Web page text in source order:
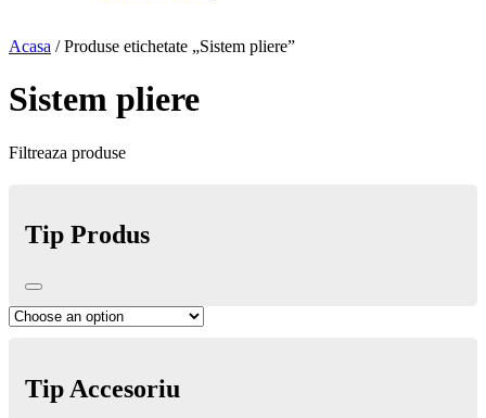
Acasa / Produse etichetate „Sistem pliere”
Sistem pliere
Filtreaza produse
Tip Produs
Tip Accesoriu